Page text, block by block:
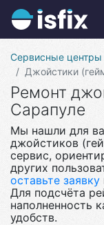
Сервисные центры
Джойстики
Ремонт
Сарапуле
Мы нашли для
джойстиков
сервис,
других
оставьте заявку
Для подсчёта
наполненность
удобств.